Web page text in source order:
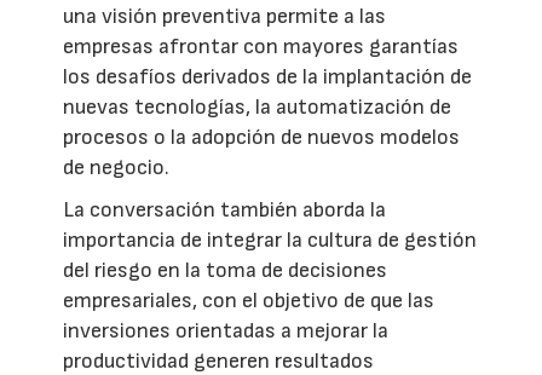
una visión preventiva permite a las
empresas afrontar con mayores garantías
los desafíos derivados de la implantación de
nuevas tecnologías, la automatización de
procesos o la adopción de nuevos modelos
de negocio.
La conversación también aborda la
importancia de integrar la cultura de gestión
del riesgo en la toma de decisiones
empresariales, con el objetivo de que las
inversiones orientadas a mejorar la
productividad generen resultados